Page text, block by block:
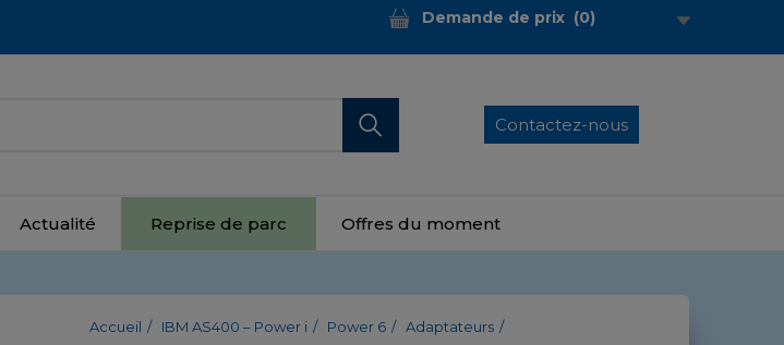
Demande de prix (0)
Contactez-nous
Actualité Reprise de parc Offres du moment
Accueil IBM AS400 – Power i Power 6 Adaptateurs